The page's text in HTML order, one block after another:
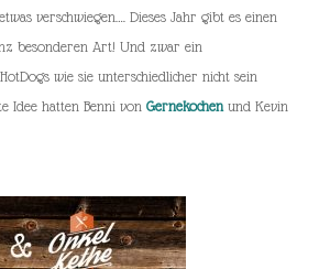
verschwiegen…. Dieses Jahr gibt es einen
besonderen Art! Und zwar ein
wie sie unterschiedlicher nicht sein
Idee hatten Benni von Gernekochen und Kevin